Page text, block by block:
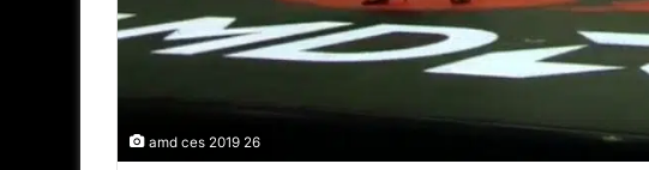
amd ces 2019 26